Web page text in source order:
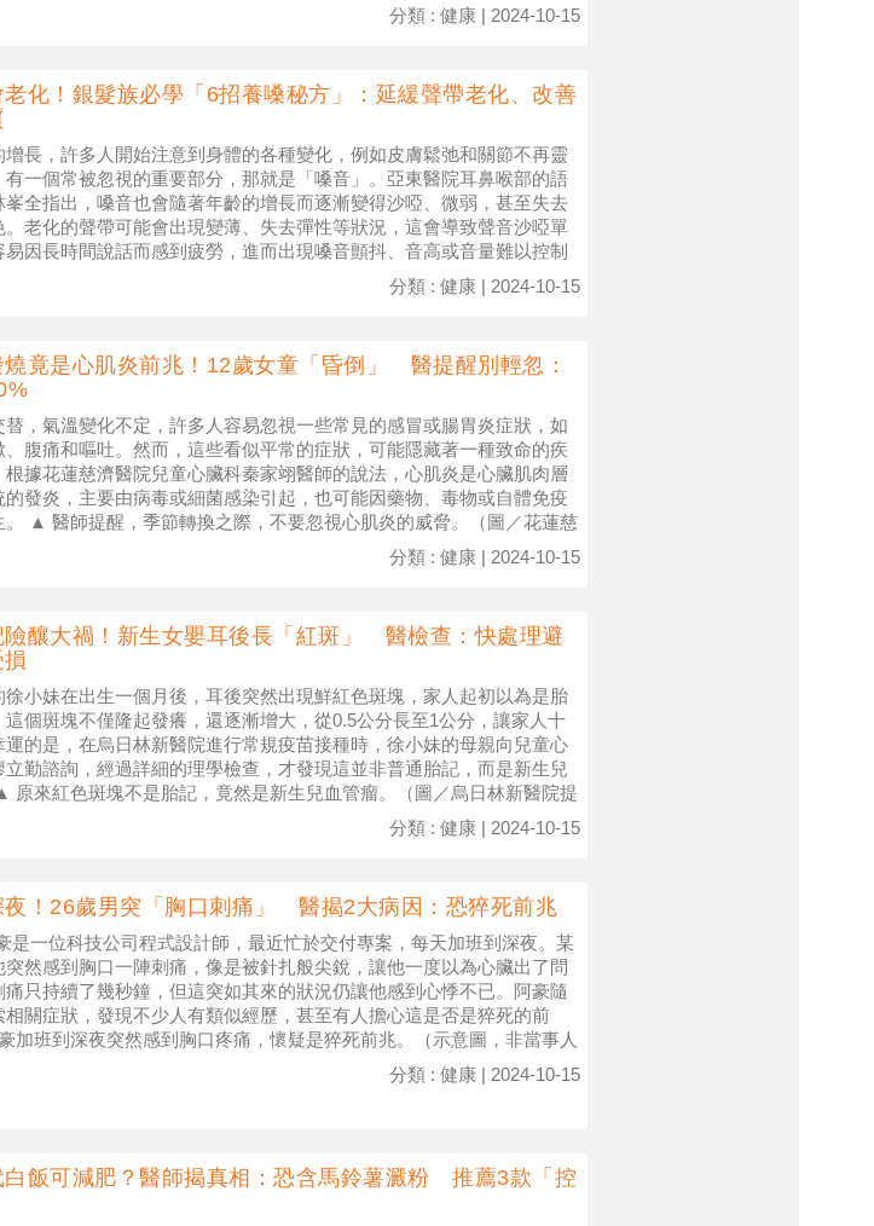
分類 : 健康 | 2024-10-15
化！銀髮族必學「6招養嗓秘方」：延緩聲帶老化、改善
增長，許多人開始注意到身體的各種變化，例如皮膚鬆弛和關節不再靈
有一個常被忽視的重要部分，那就是「嗓音」。亞東醫院耳鼻喉部的語
峯全指出，嗓音也會隨著年齡的增長而逐漸變得沙啞、微弱，甚至失去
。老化的聲帶可能會出現變薄、失去彈性等狀況，這會導致聲音沙啞單
易因長時間說話而感到疲勞，進而出現嗓音顫抖、音高或音量難以控制
分類 : 健康 | 2024-10-15
竟是心肌炎前兆！12歲女童「昏倒」 醫提醒別輕忽：
替，氣溫變化不定，許多人容易忽視一些常見的感冒或腸胃炎症狀，如
、腹痛和嘔吐。然而，這些看似平常的症狀，可能隱藏著一種致命的疾
根據花蓮慈濟醫院兒童心臟科秦家翊醫師的說法，心肌炎是心臟肌肉層
的發炎，主要由病毒或細菌感染引起，也可能因藥物、毒物或自體免疫
。 ▲ 醫師提醒，季節轉換之際，不要忽視心肌炎的威脅。（圖／花蓮慈
分類 : 健康 | 2024-10-15
險釀大禍！新生女嬰耳後長「紅斑」 醫檢查：快處理避
徐小妹在出生一個月後，耳後突然出現鮮紅色斑塊，家人起初以為是胎
這個斑塊不僅隆起發癢，還逐漸增大，從0.5公分長至1公分，讓家人十
運的是，在烏日林新醫院進行常規疫苗接種時，徐小妹的母親向兒童心
立勤諮詢，經過詳細的理學檢查，才發現這並非普通胎記，而是新生兒
原來紅色斑塊不是胎記，竟然是新生兒血管瘤。（圖／烏日林新醫院提
分類 : 健康 | 2024-10-15
夜！26歲男突「胸口刺痛」 醫揭2大病因：恐猝死前兆
是一位科技公司程式設計師，最近忙於交付專案，每天加班到深夜。某
突然感到胸口一陣刺痛，像是被針扎般尖銳，讓他一度以為心臟出了問
痛只持續了幾秒鐘，但這突如其來的狀況仍讓他感到心悸不已。阿豪隨
相關症狀，發現不少人有類似經歷，甚至有人擔心這是否是猝死的前
加班到深夜突然感到胸口疼痛，懷疑是猝死前兆。（示意圖，非當事人
分類 : 健康 | 2024-10-15
白飯可減肥？醫師揭真相：恐含馬鈴薯澱粉 推薦3款「控